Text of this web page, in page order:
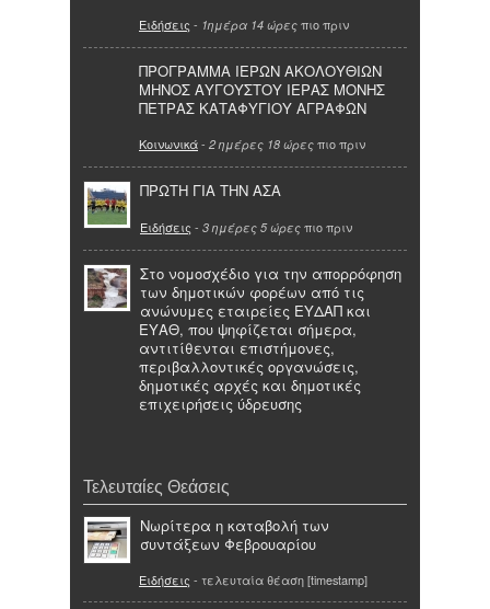
Ειδήσεις - 1ημέρα 14 ώρες πιο πριν
ΠΡΟΓΡΑΜΜΑ ΙΕΡΩΝ ΑΚΟΛΟΥΘΙΩΝ
ΜΗΝΟΣ ΑΥΓΟΥΣΤΟΥ ΙΕΡΑΣ ΜΟΝΗΣ
ΠΕΤΡΑΣ ΚΑΤΑΦΥΓΙΟΥ ΑΓΡΑΦΩΝ
Κοινωνικά- 2 ημέρες 18 ώρες πιο πριν
ΠΡΩΤΗ ΓΙΑ ΤΗΝ ΑΣΑ
Ειδήσεις - 3 ημέρες 5 ώρες πιο πριν
Στο νομοσχέδιο για την απορρόφηση
των δημοτικών φορέων από τις
ανώνυμες εταιρείες ΕΥΔΑΠ και
ΕΥΑΘ, που ψηφίζεται σήμερα,
αντιτίθενται επιστήμονες,
περιβαλλοντικές οργανώσεις,
δημοτικές αρχές και δημοτικές
επιχειρήσεις ύδρευσης
Τελευταίες Θεάσεις
Νωρίτερα η καταβολή των
συντάξεων Φεβρουαρίου
Ειδήσεις - τελευταία θέαση [timestamp]